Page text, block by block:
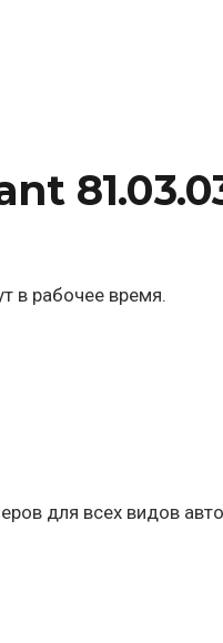
в рабочее время.
для всех видов